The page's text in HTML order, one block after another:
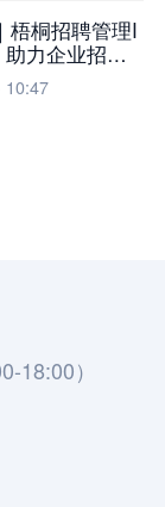
梧桐招聘管理I
力企业招聘
10:47
18:00）